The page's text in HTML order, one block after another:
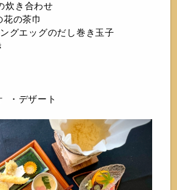
炊き合わせ
の茶巾
エッグのだし巻き玉子
・デザート